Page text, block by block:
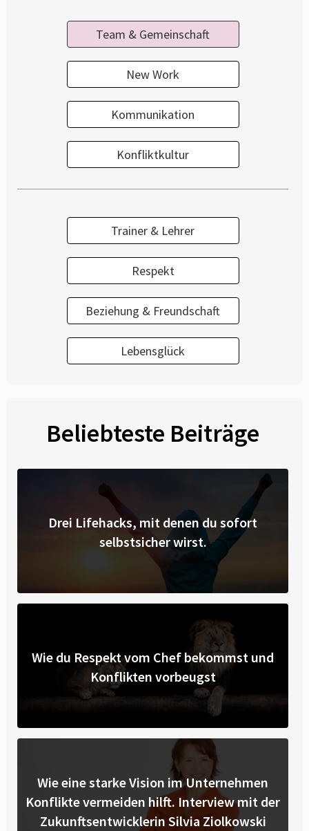
Team & Gemeinschaft
New Work
Kommunikation
Konfliktkultur
Trainer & Lehrer
Respekt
Beziehung & Freundschaft
Lebensglück
Beliebteste Beiträge
Drei Lifehacks, mit denen du sofort
selbstsicher wirst.
Wie du Respekt vom Chef bekommst und
Konflikten vorbeugst
Wie eine starke Vision im Unternehmen
Konflikte vermeiden hilft. Interview mit der
Zukunftsentwicklerin Silvia Ziolkowski